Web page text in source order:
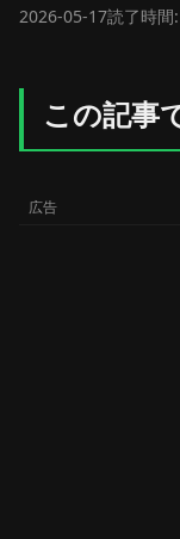
2026-05-17読了時間
この記事